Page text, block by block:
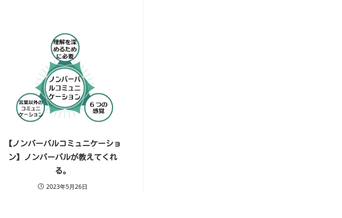
【ノンバーバルコミュニケーショ
ン】ノンバーバルが教えてくれ
る。
2023年5月26日